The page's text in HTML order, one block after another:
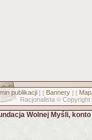
publikacji] [ Bannery] [
Racjonalista © Copyright
Wolnej Myśli,